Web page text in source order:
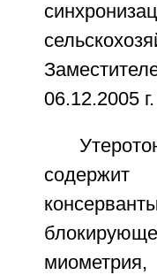
06.12.2005
содержит